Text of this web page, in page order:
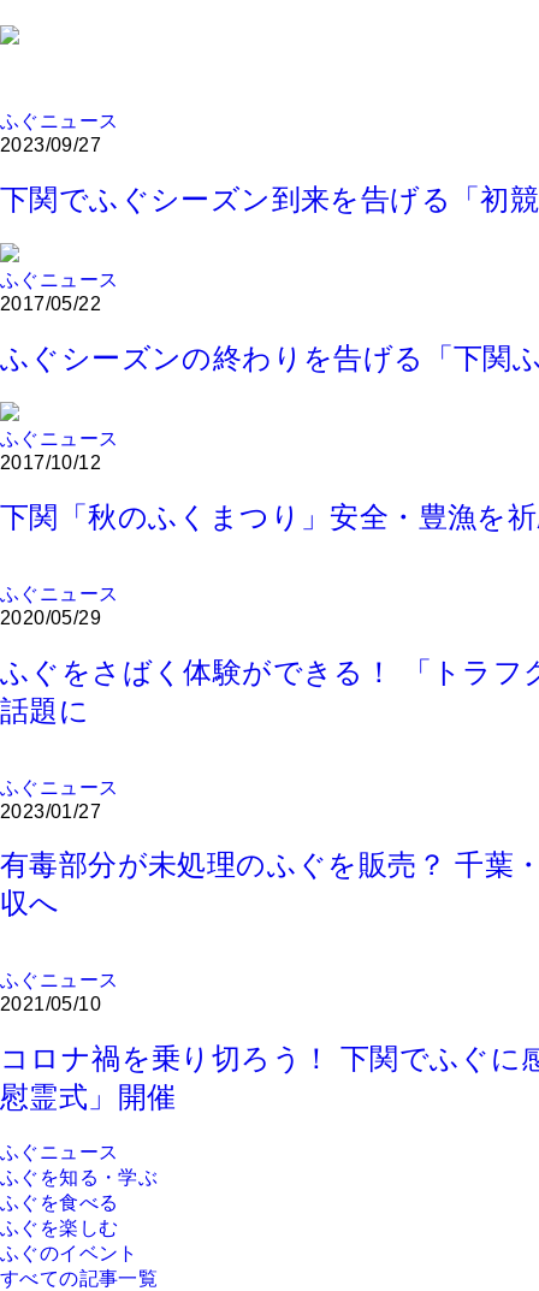
ふぐニュース
2023/09/27
下関でふぐシーズン到来を告げる「初
ふぐニュース
2017/05/22
ふぐシーズンの終わりを告げる「下関
ふぐニュース
2017/10/12
下関「秋のふくまつり」安全・豊漁を
ふぐニュース
2020/05/29
ふぐをさばく体験ができる！ 「トラフ
話題に
ふぐニュース
2023/01/27
有毒部分が未処理のふぐを販売？ 千葉
収へ
ふぐニュース
2021/05/10
コロナ禍を乗り切ろう！ 下関でふぐに
慰霊式」開催
ふぐニュース
ふぐを知る・学ぶ
ふぐを食べる
ふぐを楽しむ
ふぐのイベント
すべての記事一覧